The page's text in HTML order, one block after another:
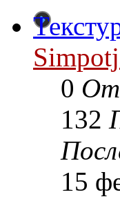
0
132
15